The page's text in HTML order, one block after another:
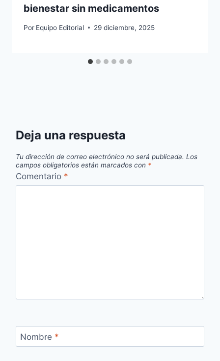
bienestar sin medicamentos
Por Equipo Editorial 29 diciembre, 2025
Deja una respuesta
Tu dirección de correo electrónico no será publicada. Los
campos obligatorios están marcados con *
Comentario *
Nombre *